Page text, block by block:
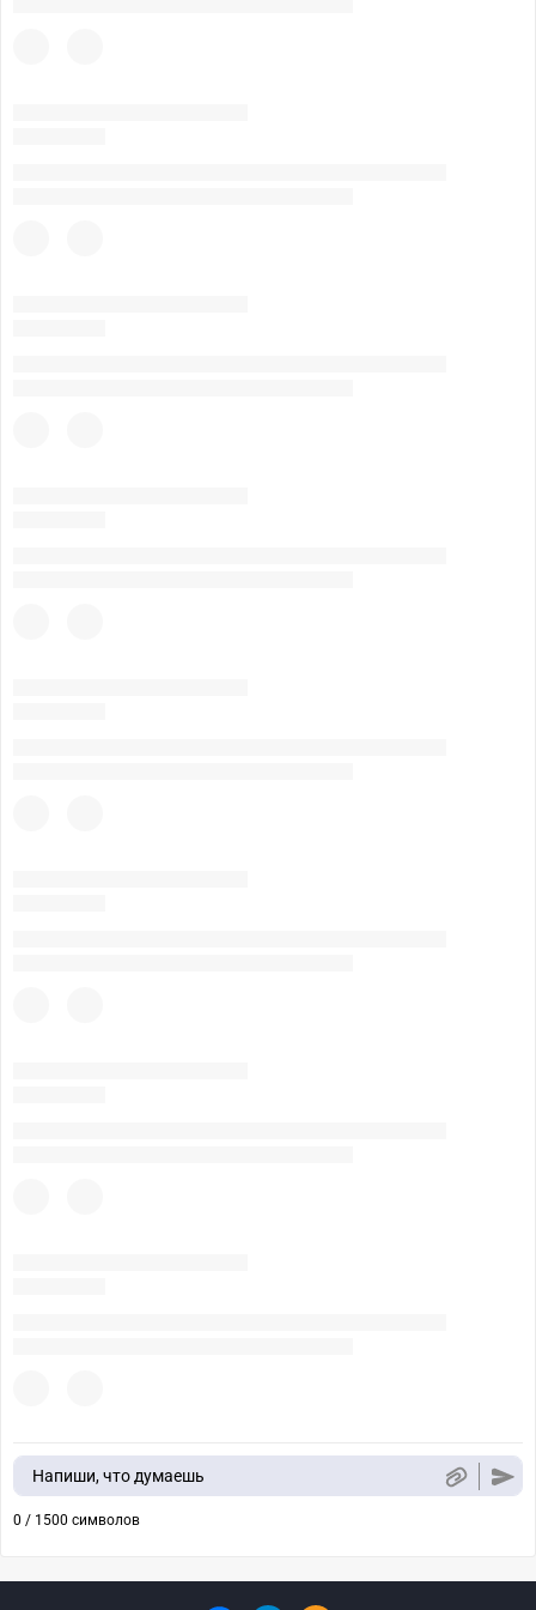
Напиши, что думаешь
0 / 1500 символов